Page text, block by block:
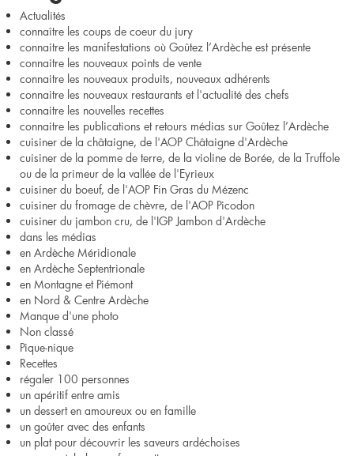
Actualités
connaître les coups de coeur du jury
connaitre les manifestations où Goûtez l’Ardèche est présente
connaitre les nouveaux points de vente
connaitre les nouveaux produits, nouveaux adhérents
connaitre les nouveaux restaurants et l'actualité des chefs
connaitre les nouvelles recettes
connaitre les publications et retours médias sur Goûtez l’Ardèche
cuisiner de la châtaigne, de l'AOP Châtaigne d'Ardèche
cuisiner de la pomme de terre, de la violine de Borée, de la Truffole
ou de la primeur de la vallée de l'Eyrieux
cuisiner du boeuf, de l'AOP Fin Gras du Mézenc
cuisiner du fromage de chèvre, de l'AOP Picodon
cuisiner du jambon cru, de l'IGP Jambon d'Ardèche
dans les médias
en Ardèche Méridionale
en Ardèche Septentrionale
en Montagne et Piémont
en Nord & Centre Ardèche
Manque d'une photo
Non classé
Pique-nique
Recettes
régaler 100 personnes
un apéritif entre amis
un dessert en amoureux ou en famille
un goûter avec des enfants
un plat pour découvrir les saveurs ardéchoises